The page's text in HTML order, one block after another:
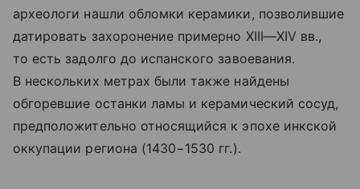
археологи нашли обломки керамики, позволившие
датировать захоронение примерно XIII—XIV вв.,
то есть задолго до испанского завоевания.
В нескольких метрах были также найдены
обгоревшие останки ламы и керамический сосуд,
предположительно относящийся к эпохе инкской
оккупации региона (1430−1530 гг.).